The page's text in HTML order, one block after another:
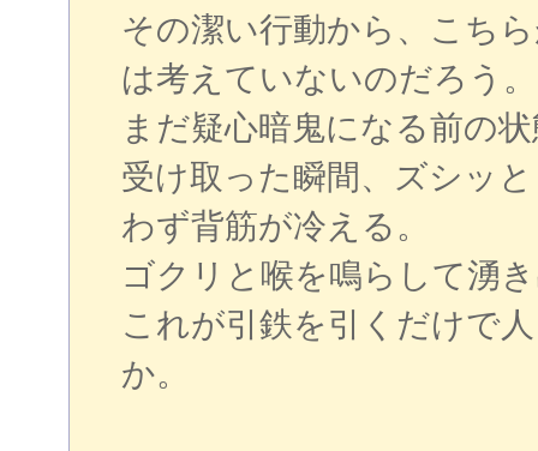
その潔い行動から、こち
は考えていないのだろう。
まだ疑心暗鬼になる前の
受け取った瞬間、ズシッ
わず背筋が冷える。
ゴクリと喉を鳴らして湧
これが引鉄を引くだけで
か。